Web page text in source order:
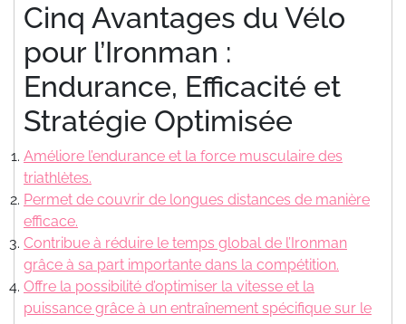
Cinq Avantages du Vélo
pour l’Ironman :
Endurance, Efficacité et
Stratégie Optimisée
Améliore l’endurance et la force musculaire des
triathlètes.
Permet de couvrir de longues distances de manière
efficace.
Contribue à réduire le temps global de l’Ironman
grâce à sa part importante dans la compétition.
Offre la possibilité d’optimiser la vitesse et la
puissance grâce à un entraînement spécifique sur le